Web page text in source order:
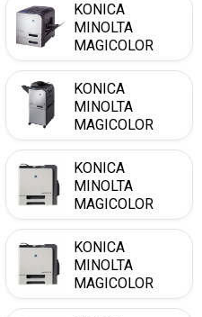
KONICA
MINOLTA
MAGICOLOR
4650 EN
KONICA
MINOLTA
MAGICOLOR
4695 MF
KONICA
MINOLTA
MAGICOLOR
5550
KONICA
MINOLTA
MAGICOLOR
5550 DH